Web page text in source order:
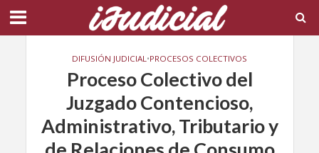
DIFUSIÓN JUDICIAL•PROCESOS COLECTIVOS
Proceso Colectivo del
Juzgado Contencioso,
Administrativo, Tributario y